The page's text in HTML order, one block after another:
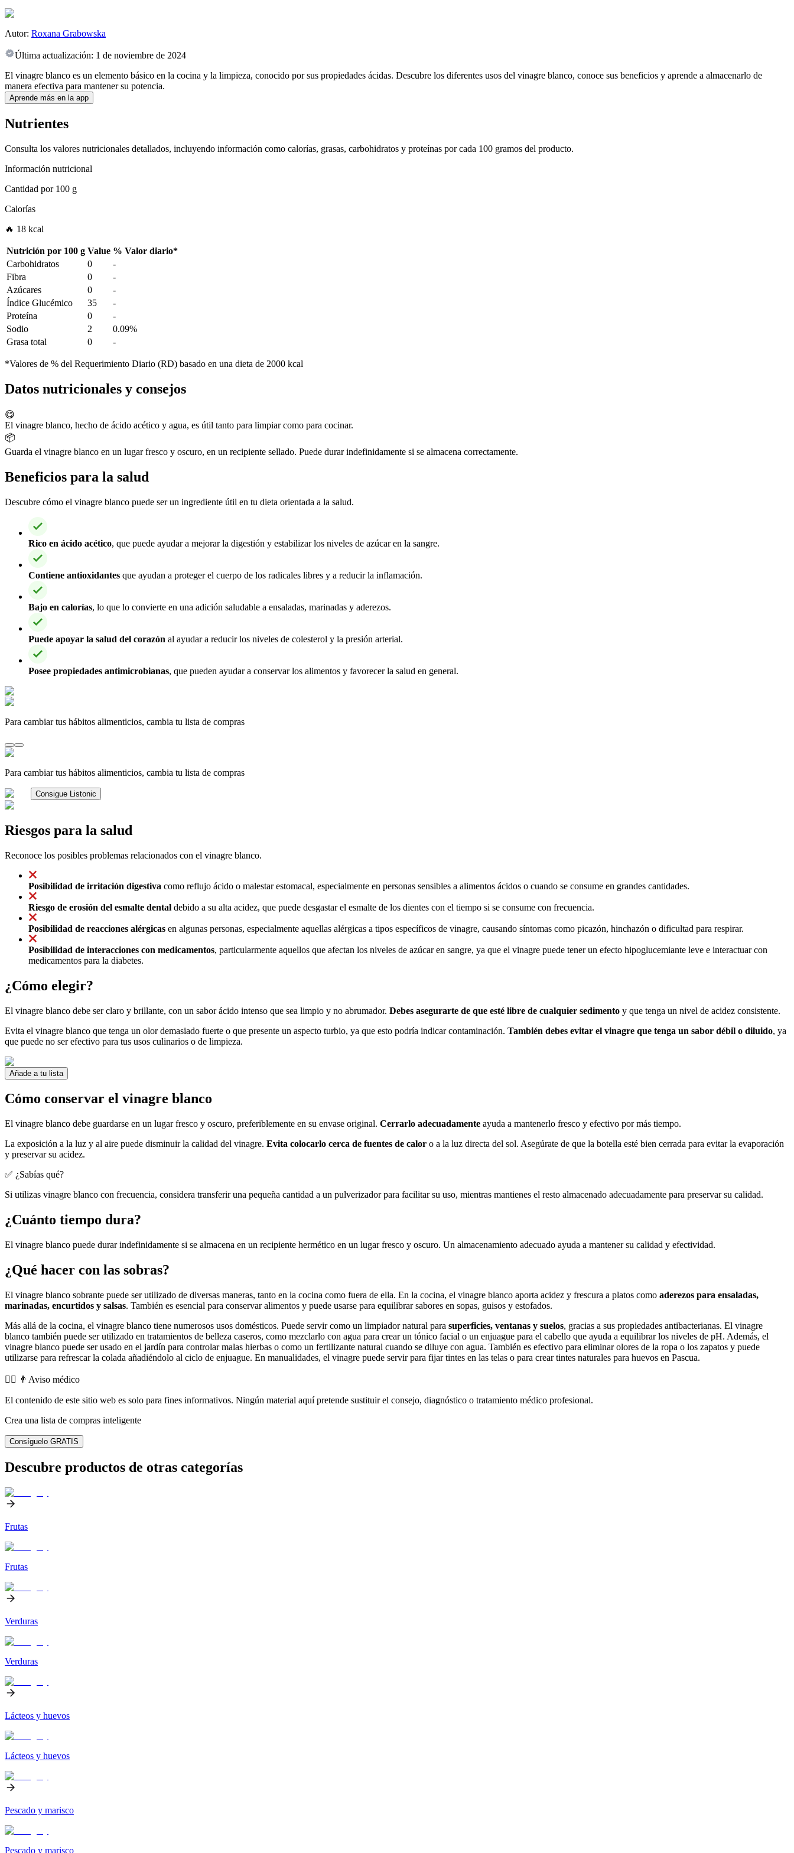
Autor: Roxana Grabowska
Última actualización: 1 de noviembre de 2024
El vinagre blanco es un elemento básico en la cocina y la limpieza, conocido por sus propiedades ácidas. Descubre los diferentes usos del vinagre blanco, conoce sus beneficios y aprende a almacenarlo de
manera efectiva para mantener su potencia.
Aprende más en la app
Nutrientes
Consulta los valores nutricionales detallados, incluyendo información como calorías, grasas, carbohidratos y proteínas por cada 100 gramos del producto.
Información nutricional
Cantidad por100 g
Calorías
🔥 18 kcal
Nutrición por 100 g Value % Valor diario*
Carbohidratos
0
-
Fibra
0
-
Azúcares
0
-
Índice Glucémico
35
-
Proteína
0
-
Sodio
2
0.09%
Grasa total
0 -
*Valores de % del Requerimiento Diario (RD) basado en una dieta de 2000 kcal
Datos nutricionales y consejos
😋
El vinagre blanco, hecho de ácido acético y agua, es útil tanto para limpiar como para cocinar.
📦
Guarda el vinagre blanco en un lugar fresco y oscuro, en un recipiente sellado. Puede durar indefinidamente si se almacena correctamente.
Beneficios para la salud
Descubre cómo el vinagre blanco puede ser un ingrediente útil en tu dieta orientada a la salud.
Rico en ácido acético, que puede ayudar a mejorar la digestión y estabilizar los niveles de azúcar en la sangre.
Contiene antioxidantes que ayudan a proteger el cuerpo de los radicales libres y a reducir la inflamación.
Bajo en calorías, lo que lo convierte en una adición saludable a ensaladas, marinadas y aderezos.
Puede apoyar la salud del corazón al ayudar a reducir los niveles de colesterol y la presión arterial.
Posee propiedades antimicrobianas, que pueden ayudar a conservar los alimentos y favorecer la salud en general.
Para cambiar tus hábitos alimenticios, cambia tu lista de compras
Para cambiar tus hábitos alimenticios, cambia tu lista de compras
Consigue Listonic
Riesgos para la salud
Reconoce los posibles problemas relacionados con el vinagre blanco.
Posibilidad de irritación digestiva como reflujo ácido o malestar estomacal, especialmente en personas sensibles a alimentos ácidos o cuando se consume en grandes cantidades.
Riesgo de erosión del esmalte dental debido a su alta acidez, que puede desgastar el esmalte de los dientes con el tiempo si se consume con frecuencia.
Posibilidad de reacciones alérgicas en algunas personas, especialmente aquellas alérgicas a tipos específicos de vinagre, causando síntomas como picazón, hinchazón o dificultad para respirar.
Posibilidad de interacciones con medicamentos, particularmente aquellos que afectan los niveles de azúcar en sangre, ya que el vinagre puede tener un efecto hipoglucemiante leve e interactuar con
medicamentos para la diabetes.
¿Cómo elegir?
El vinagre blanco debe ser claro y brillante, con un sabor ácido intenso que sea limpio y no abrumador. Debes asegurarte de que esté libre de cualquier sedimento y que tenga un nivel de acidez consistente.
Evita el vinagre blanco que tenga un olor demasiado fuerte o que presente un aspecto turbio, ya que esto podría indicar contaminación. También debes evitar el vinagre que tenga un sabor débil o diluido, ya
que puede no ser efectivo para tus usos culinarios o de limpieza.
Añade a tu lista
Cómo conservar el vinagre blanco
El vinagre blanco debe guardarse en un lugar fresco y oscuro, preferiblemente en su envase original. Cerrarlo adecuadamente ayuda a mantenerlo fresco y efectivo por más tiempo.
La exposición a la luz y al aire puede disminuir la calidad del vinagre. Evita colocarlo cerca de fuentes de calor o a la luz directa del sol. Asegúrate de que la botella esté bien cerrada para evitar la evaporación
y preservar su acidez.
✅ ¿Sabías qué?
Si utilizas vinagre blanco con frecuencia, considera transferir una pequeña cantidad a un pulverizador para facilitar su uso, mientras mantienes el resto almacenado adecuadamente para preservar su calidad.
¿Cuánto tiempo dura?
El vinagre blanco puede durar indefinidamente si se almacena en un recipiente hermético en un lugar fresco y oscuro. Un almacenamiento adecuado ayuda a mantener su calidad y efectividad.
¿Qué hacer con las sobras?
El vinagre blanco sobrante puede ser utilizado de diversas maneras, tanto en la cocina como fuera de ella. En la cocina, el vinagre blanco aporta acidez y frescura a platos como aderezos para ensaladas,
marinadas, encurtidos y salsas. También es esencial para conservar alimentos y puede usarse para equilibrar sabores en sopas, guisos y estofados.
Más allá de la cocina, el vinagre blanco tiene numerosos usos domésticos. Puede servir como un limpiador natural para superficies, ventanas y suelos, gracias a sus propiedades antibacterianas. El vinagre
blanco también puede ser utilizado en tratamientos de belleza caseros, como mezclarlo con agua para crear un tónico facial o un enjuague para el cabello que ayuda a equilibrar los niveles de pH. Además, el
vinagre blanco puede ser usado en el jardín para controlar malas hierbas o como un fertilizante natural cuando se diluye con agua. También es efectivo para eliminar olores de la ropa o los zapatos y puede
utilizarse para refrescar la colada añadiéndolo al ciclo de enjuague. En manualidades, el vinagre puede servir para fijar tintes en las telas o para crear tintes naturales para huevos en Pascua.
👨‍⚕️️ 👨Aviso médico
El contenido de este sitio web es solo para fines informativos. Ningún material aquí pretende sustituir el consejo, diagnóstico o tratamiento médico profesional.
Crea una lista de compras inteligente
Consíguelo GRATIS
Descubre productos de otras categorías
Frutas
Frutas
Verduras
Verduras
Lácteos y huevos
Lácteos y huevos
Pescado y marisco
Pescado y marisco